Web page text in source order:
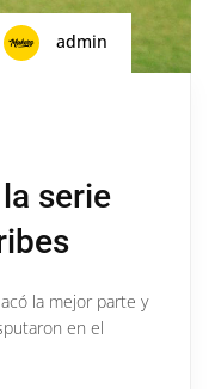
admin
serie
la mejor parte y
en el